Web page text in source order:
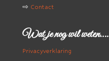
⇨ Contact
Wat je nog wil weten….
Privacyverklaring